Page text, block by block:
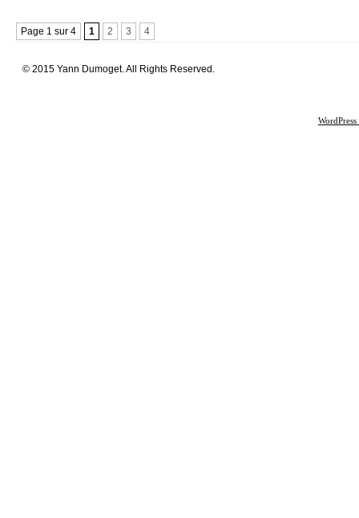
Page 1 sur 4 1 2 3 4
© 2015 Yann Dumoget. All Rights Reserved.